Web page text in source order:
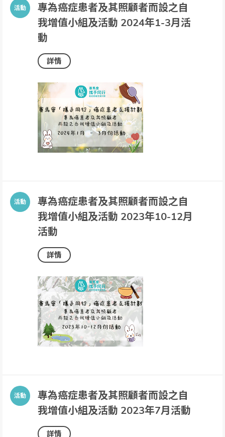
專為癌症患者及其照顧者而設之自
我增值小組及活動 2024年1-3月活
動
詳情
專為癌症患者及其照顧者而設之自
我增值小組及活動 2023年10-12月
活動
詳情
專為癌症患者及其照顧者而設之自
我增值小組及活動 2023年7月活動
詳情